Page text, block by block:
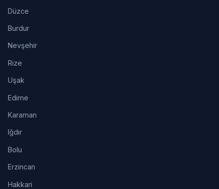
Düzce
Burdur
Nevşehir
Rize
Uşak
Edirne
Karaman
Iğdır
Bolu
Erzincan
Hakkari